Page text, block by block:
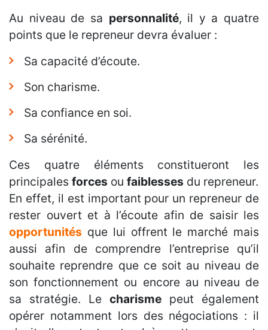
Au niveau de sa personnalité, il y a quatre
points que le repreneur devra évaluer :
Sa capacité d’écoute.
Son charisme.
Sa confiance en soi.
Sa sérénité.
Ces quatre éléments constitueront les
principales forces ou faiblesses du repreneur.
En effet, il est important pour un repreneur de
rester ouvert et à l’écoute afin de saisir les
opportunités que lui offrent le marché mais
aussi afin de comprendre l’entreprise qu’il
souhaite reprendre que ce soit au niveau de
son fonctionnement ou encore au niveau de
sa stratégie. Le charisme peut également
opérer notamment lors des négociations : il